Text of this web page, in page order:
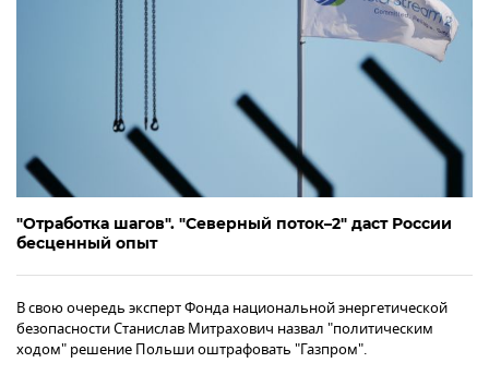
"Отработка шагов". "Северный поток–2" даст России
бесценный опыт
В свою очередь эксперт Фонда национальной энергетической
безопасности Станислав Митрахович назвал "политическим
ходом" решение Польши оштрафовать "Газпром".